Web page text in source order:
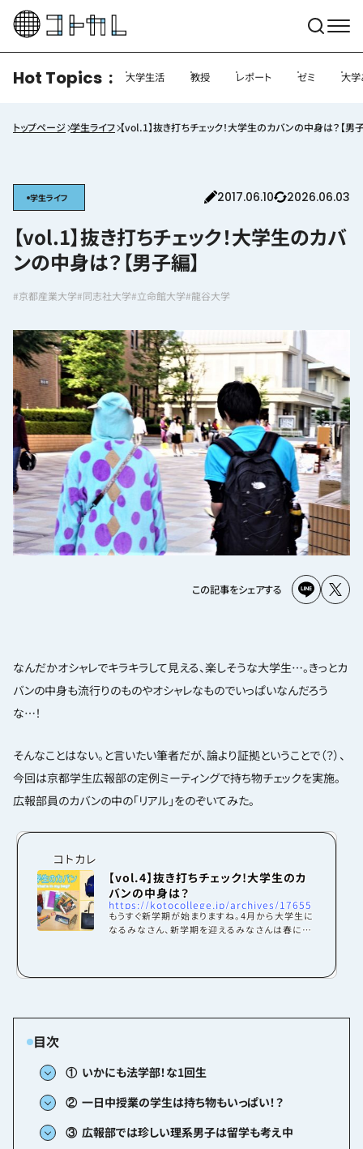
Hot Topics 大学生活 教授 レポート ゼミ 大学
トップページ 学生ライフ 【vol.1】抜き打ちチェック！大学生のカバンの中身は？【男
学生ライフ 2017.06.10 2026.06.03
【vol.1】抜き打ちチェック！大学生のカバ
ンの中身は？【男子編】
#京都産業大学#同志社大学#立命館大学#龍谷大学
この記事をシェアする
なんだかオシャレでキラキラして見える、楽しそうな大学生…。きっとカ
バンの中身も流行りのものやオシャレなものでいっぱいなんだろう
な…！
そんなことはない。と言いたい筆者だが、論より証拠ということで（？）、
今回は京都学生広報部の定例ミーティングで持ち物チェックを実施。
広報部員のカバンの中の「リアル」をのぞいてみた。
コトカレ
【vol.4】抜き打ちチェック!大学生のカ
バンの中身は？
https://kotocollege.jp/archives/17655
もうすぐ新学期が始まりますね。4月から大学生に
なるみなさん、新学期を迎えるみなさんは春に向
別、男...
① いかにも法学部！な1回生
② 一日中授業の学生は持ち物もいっぱい！？
③ 広報部では珍しい理系男子は留学も考え中